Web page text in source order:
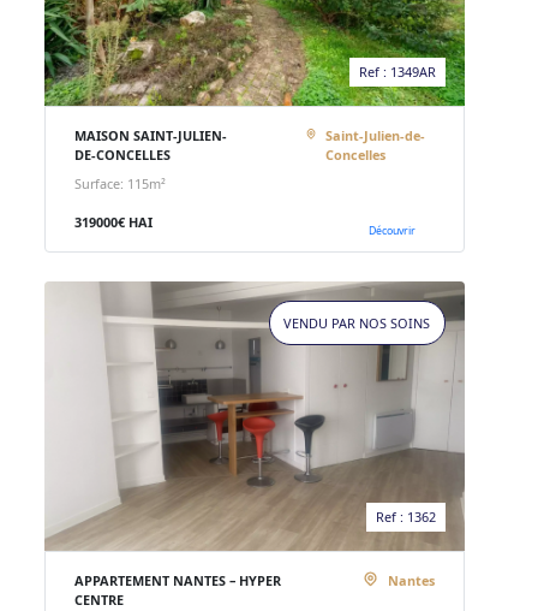
Ref : 1349AR
MAISON SAINT-JULIEN-
DE-CONCELLES
Saint-Julien-de-
Concelles
Surface: 115m²
319000€ HAI Découvrir
VENDU PAR NOS SOINS
Ref : 1362
APPARTEMENT NANTES – HYPER
CENTRE
Nantes